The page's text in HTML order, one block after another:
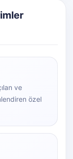
ve
özel